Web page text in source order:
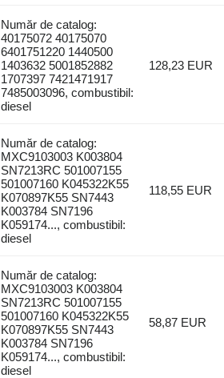
Număr de catalog:
40175072 40175070
6401751220 1440500
1403632 5001852882
1707397 7421471917
7485003096, combustibil:
diesel
128,23 EUR
Număr de catalog:
MXC9103003 K003804
SN7213RC 501007155
501007160 K045322K55
K070897K55 SN7443
K003784 SN7196
K059174..., combustibil:
diesel
118,55 EUR
Număr de catalog:
MXC9103003 K003804
SN7213RC 501007155
501007160 K045322K55
K070897K55 SN7443
K003784 SN7196
K059174..., combustibil:
diesel
58,87 EUR